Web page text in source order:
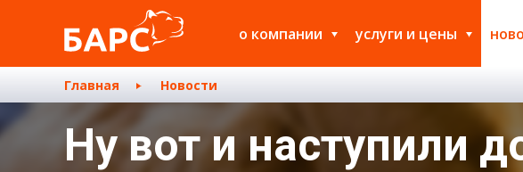
о компании услуги и цены
Главная Новости
Ну вот и наступили